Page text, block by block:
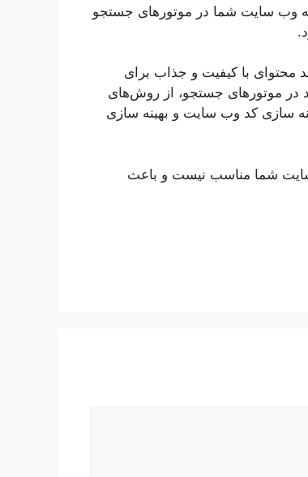
وب سایت شما در موتورهای جستجو
محتوای با کیفیت و جذاب برای
در موتورهای جستجو، از روش‌های
سازی کد وب سایت و بهینه سازی
سایت شما مناسب نیست و باعث